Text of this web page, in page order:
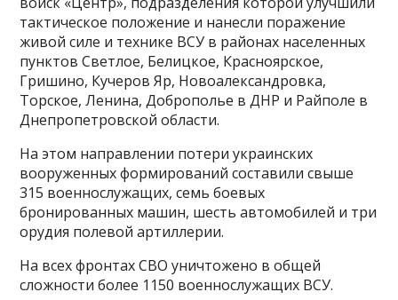
тактическое положение и нанесли поражение
живой силе и технике ВСУ в районах населенных
пунктов Светлое, Белицкое, Красноярское,
Гришино, Кучеров Яр, Новоалександровка,
Торское, Ленина, Доброполье в ДНР и Райполе в
Днепропетровской области.
На этом направлении потери украинских
вооруженных формирований составили свыше
315 военнослужащих, семь боевых
бронированных машин, шесть автомобилей и три
орудия полевой артиллерии.
На всех фронтах СВО уничтожено в общей
сложности более 1150 военнослужащих ВСУ.